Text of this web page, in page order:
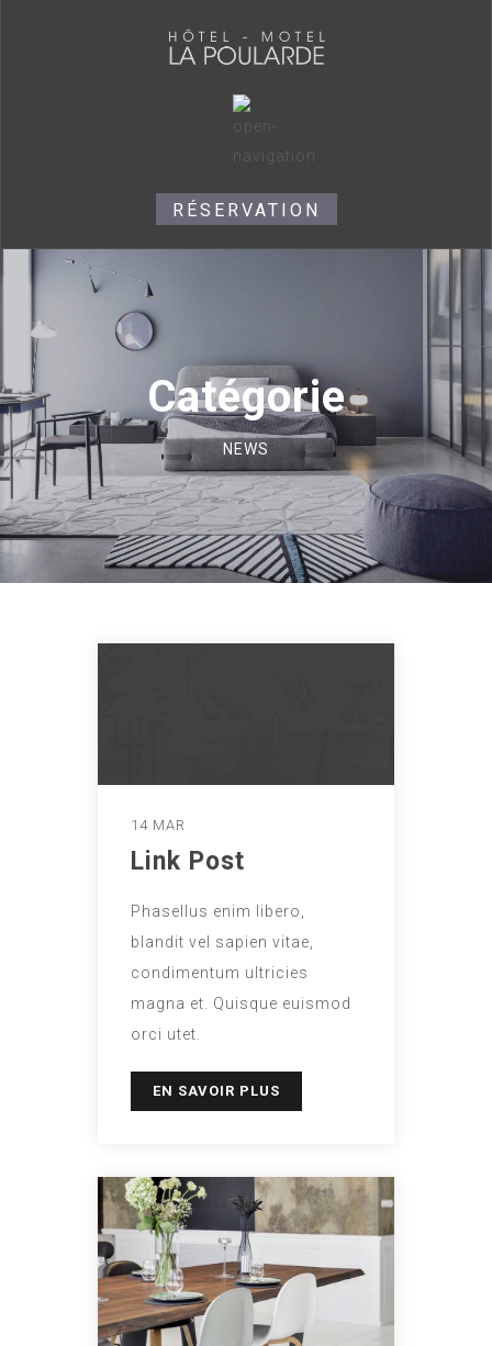
RÉSERVATION
Catégorie
NEWS
14 MAR
Link Post
Phasellus enim libero,
blandit vel sapien vitae,
condimentum ultricies
magna et. Quisque euismod
orci utet.
EN SAVOIR PLUS